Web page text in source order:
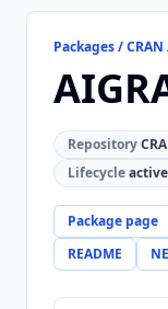
Packages / CRAN
Repository
Lifecycleactive
Package page
README